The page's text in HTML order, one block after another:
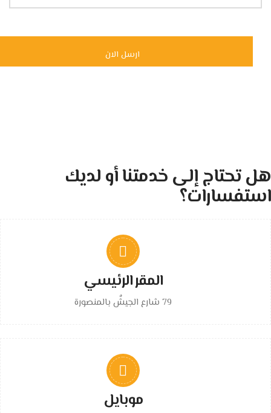
هل تحتاج إلى خدمتنا أو لديك
استفسارات؟
المقر الرئيسي
79 شارع الجيشٌ بالمنصورة
موبايل